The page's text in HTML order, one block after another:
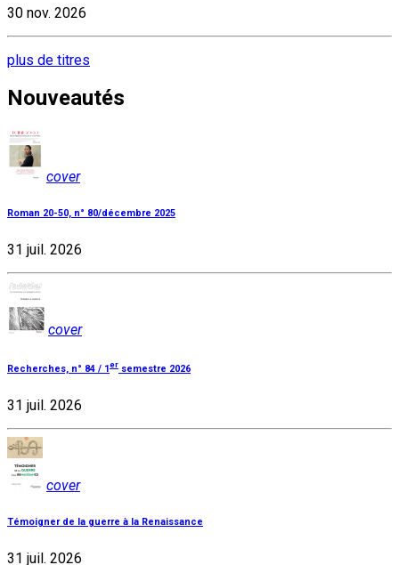
30 nov. 2026
plus de titres
Nouveautés
cover
Roman 20-50, n° 80/décembre 2025
31 juil. 2026
cover
Recherches, n° 84 / 1er semestre 2026
31 juil. 2026
cover
Témoigner de la guerre à la Renaissance
31 juil. 2026